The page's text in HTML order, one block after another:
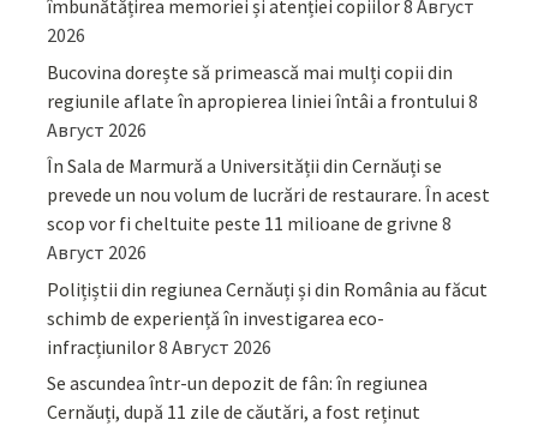
îmbunătățirea memoriei și atenției copiilor8 Август
2026
Bucovina dorește să primească mai mulți copii din
regiunile aflate în apropierea liniei întâi a frontului 8
Август 2026
În Sala de Marmură a Universității din Cernăuți se
prevede un nou volum de lucrări de restaurare. În acest
scop vor fi cheltuite peste 11 milioane de grivne 8
Август 2026
Polițiștii din regiunea Cernăuți și din România au făcut
schimb de experiență în investigarea eco-
infracțiunilor8 Август 2026
Se ascundea într-un depozit de fân: în regiunea
Cernăuți, după 11 zile de căutări, a fost reținut